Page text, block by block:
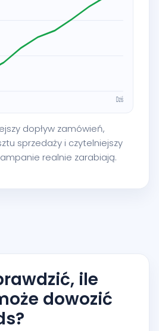
dopływ zamówień,
sprzedaży i czytelniejszy
realnie zarabiają.
ile
dowozić